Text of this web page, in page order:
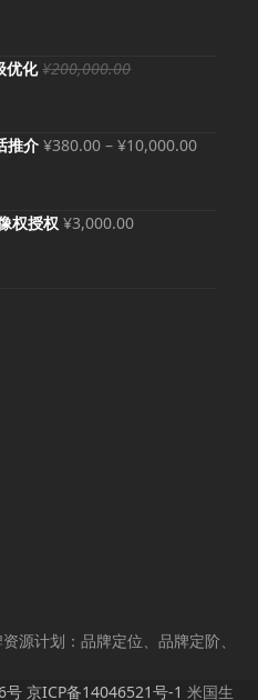
优化 ¥200,000.00
推介 ¥380.00 – ¥10,000.00价
权授权 ¥3,000.00
计划：品牌定位、品牌定阶、品
号 京ICP备14046521号-1 米国生